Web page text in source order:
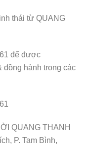
thái từ QUANG
để được
hành trong các
QUANG THANH
P. Tam Bình,